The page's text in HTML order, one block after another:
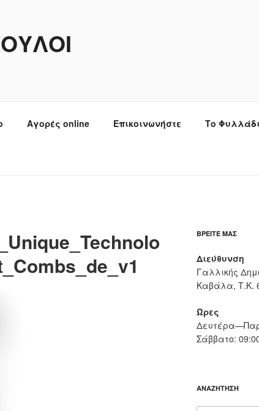
Αγορές online Επικοινωνήστε Το
ΒΡΕΊΤΕ ΜΑΣ
Διεύθυνση
Γαλλικής
Καβάλα, Τ.Κ.
Ώρες
Σάββατο:
ΑΝΑΖΉΤΗΣΗ